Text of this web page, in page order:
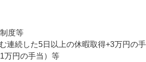
度等
連続した5日以上の休暇取得+3万円の
万円の手当）等